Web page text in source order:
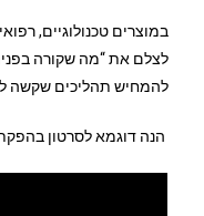
במוצרים טכנולוגיים,
להמחיש תהליכים שקשה
הנה דוגמא לסרטון